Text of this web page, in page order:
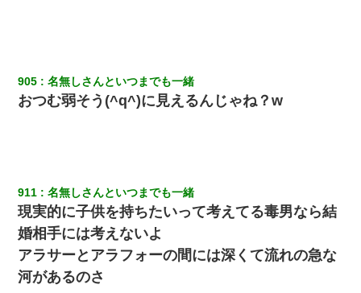
義兄嫁が義実家で「コロナ陽性だったからこのまま療養させて下
さい」と言い出してド修羅場になった
友人とふたりで山口に旅行した時の事。レンタカーを借りて山の
中の道を走っていたら、突然ガガッ！って音がして…
隣の部屋の住民の母親、オートロックを突破してマンションに入
り込んできたみたいで、ずっとドアの前で喚いてて滅茶苦茶うる
さかった。
905 名無しさんといつまでも一緒
おつむ弱そう(^q^)に見えるんじゃね？w
911 名無しさんといつまでも一緒
現実的に子供を持ちたいって考えてる毒男なら結
婚相手には考えないよ
アラサーとアラフォーの間には深くて流れの急な
河があるのさ